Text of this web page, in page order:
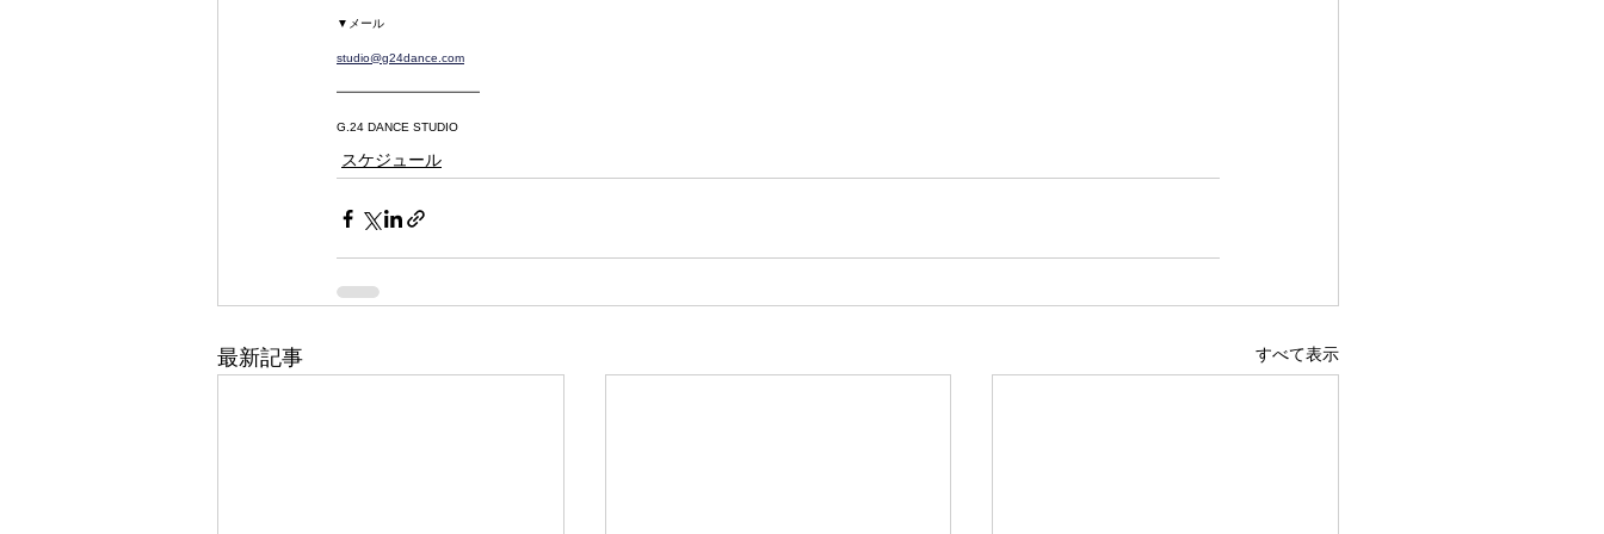
▼メール
studio@g24dance.com
━━━━━━━━━━━━
G.24 DANCE STUDIO
スケジュール
最新記事 すべて表示